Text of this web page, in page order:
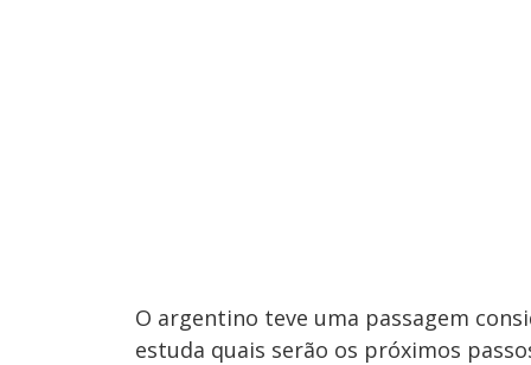
O argentino teve uma passagem
estuda quais serão os próximos